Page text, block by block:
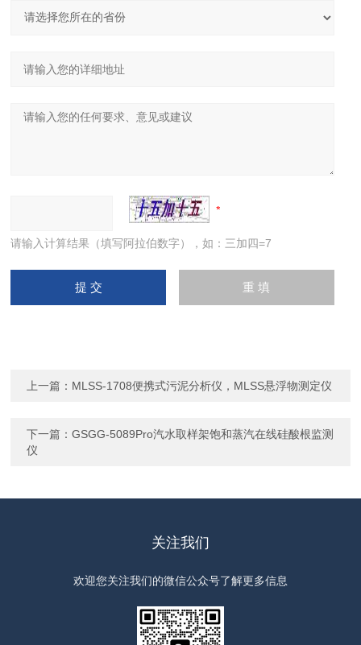
请输入计算结果（填写阿拉伯数字），如：三加四=7
上一篇： MLSS-1708便携式污泥分析仪，MLSS悬浮物测定仪
下一篇：GSGG-5089Pro汽水取样架饱和蒸汽在线硅酸根监测
仪
关注我们
欢迎您关注我们的微信公众号了解更多信息